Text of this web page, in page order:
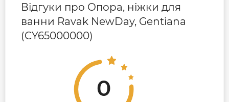
Відгуки про Опора, ніжки для
ванни Ravak NewDay, Gentiana
(CY65000000)
0